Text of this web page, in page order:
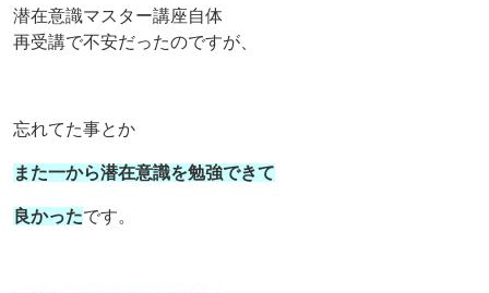
潜在意識マスター講座自体
再受講で不安だったのですが、
忘れてた事とか
また一から潜在意識を勉強できて
良かったです。